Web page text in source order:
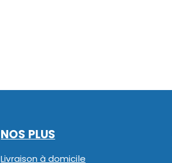
NOS PLUS
Livraison à domicile